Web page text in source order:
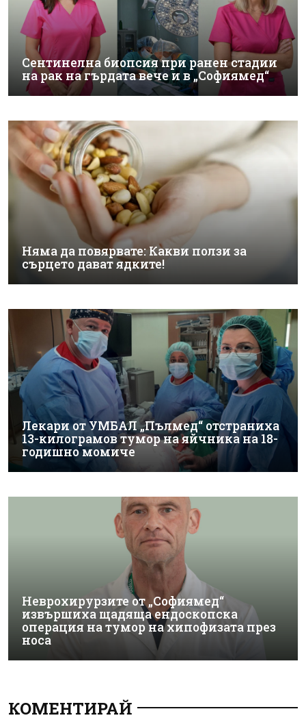
Сентинелна биопсия при ранен стадии
на рак на гърдата вече и в „Софиямед“
Няма да повярвате: Какви ползи за
сърцето дават ядките!
Лекари от УМБАЛ „Пълмед“ отстраниха
13-килограмов тумор на яйчника на 18-
годишно момиче
Неврохирурзите от „Софиямед“
извършиха щадяща ендоскопска
операция на тумор на хипофизата през
носа
КОМЕНТИРАЙ